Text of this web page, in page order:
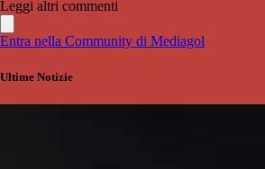
Leggi altri commenti
Entra nella Community di Mediagol
Ultime Notizie